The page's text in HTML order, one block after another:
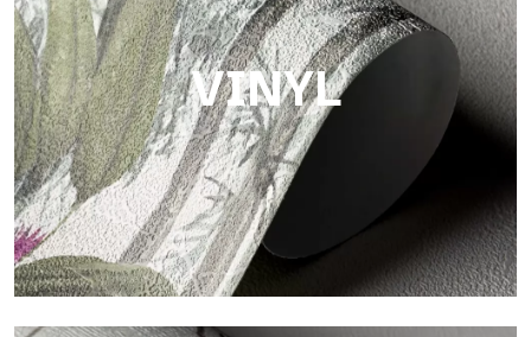
einer weichen Textur, die Wärme und Authentizität vermittelt.
VINYL